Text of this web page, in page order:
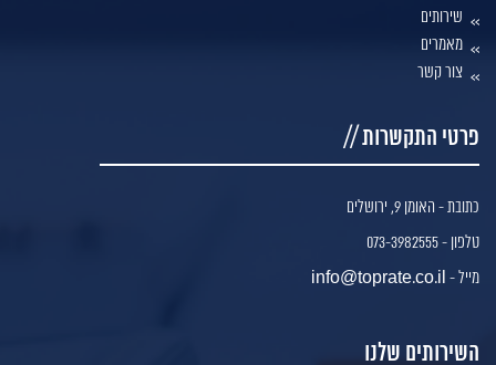
שירותים
מאמרים
צור קשר
השירותים שלנו
פרטי התקשרות //
כתובת - האומן 9, ירושלים
טלפון - 073-3982555
מייל - info@toprate.co.il